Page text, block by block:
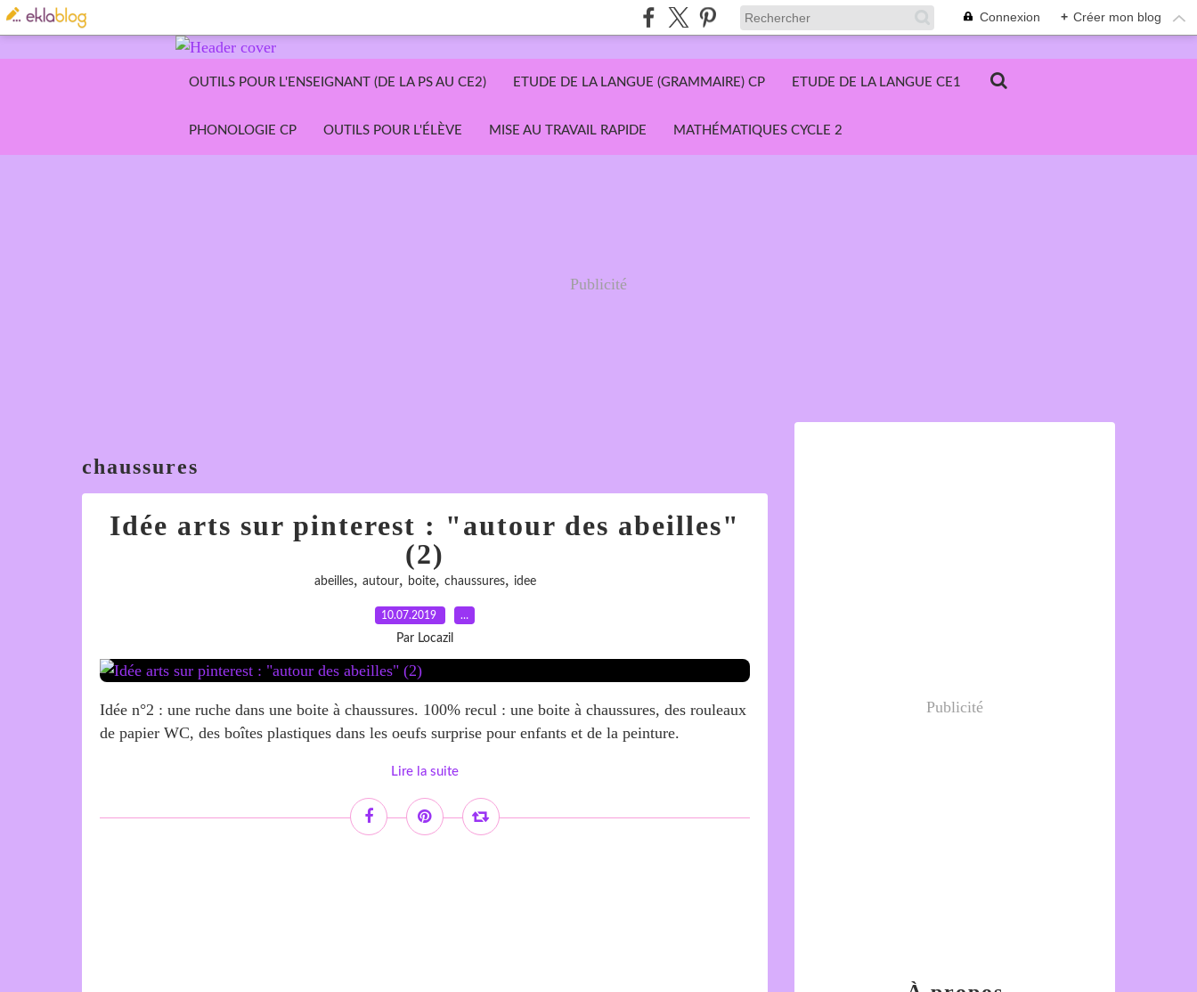
Connexion + Créer mon blog
OUTILS POUR L'ENSEIGNANT (DE LA PS AU CE2) ETUDE DE LA LANGUE (GRAMMAIRE) CP ETUDE DE LA LANGUE CE1
PHONOLOGIE CP OUTILS POUR L'ÉLÈVE MISE AU TRAVAIL RAPIDE MATHÉMATIQUES CYCLE 2
Publicité
chaussures
Idée arts sur pinterest : "autour des abeilles"
(2)
abeilles, autour, boite, chaussures, idee
10.07.2019 …
Par Locazil
Idée n°2 : une ruche dans une boite à chaussures. 100% recul : une boite à chaussures, des rouleaux
de papier WC, des boîtes plastiques dans les oeufs surprise pour enfants et de la peinture.
Lire la suite
Publicité